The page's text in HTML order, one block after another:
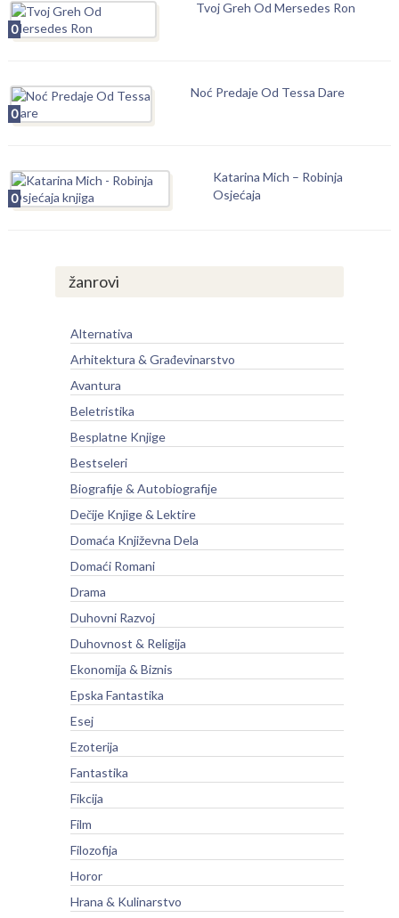
0
Tvoj Greh Od Mersedes Ron
0
Noć Predaje Od Tessa Dare
0
Katarina Mich – Robinja
Osjećaja
žanrovi
Alternativa
Arhitektura & Građevinarstvo
Avantura
Beletristika
Besplatne Knjige
Bestseleri
Biografije & Autobiografije
Dečije Knjige & Lektire
Domaća Književna Dela
Domaći Romani
Drama
Duhovni Razvoj
Duhovnost & Religija
Ekonomija & Biznis
Epska Fantastika
Esej
Ezoterija
Fantastika
Fikcija
Film
Filozofija
Horor
Hrana & Kulinarstvo